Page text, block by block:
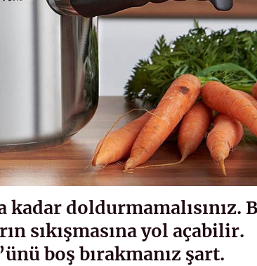
doldurmamalısınız.
sıkışmasına yol açabilir.
boş bırakmanız şart.